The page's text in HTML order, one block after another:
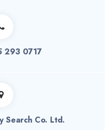
293 0717
Search Co. Ltd.